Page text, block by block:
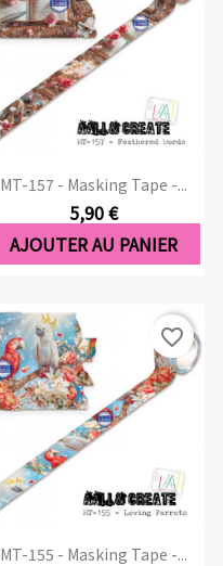
MT-157 - Masking Tape -...
5,90 €
AJOUTER AU PANIER
MT-155 - Masking Tape -...
favorite_border